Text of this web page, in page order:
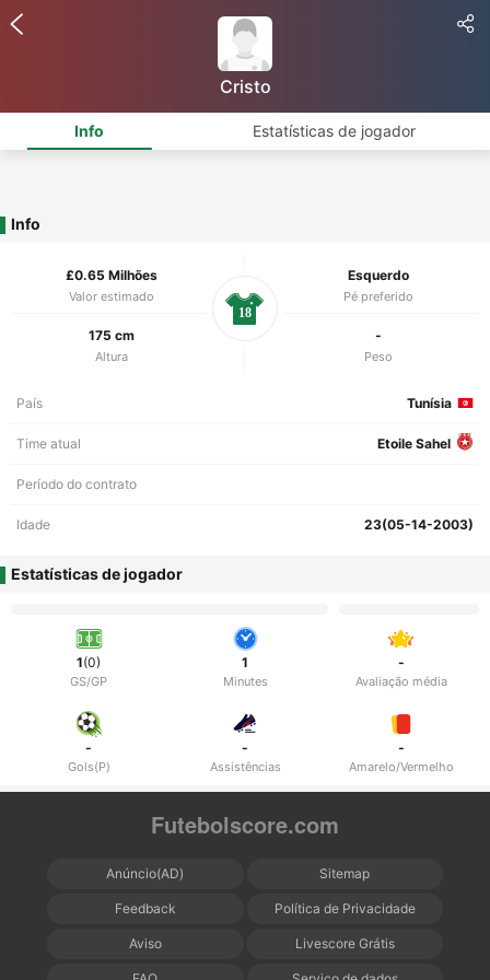
Cristo
Info Estatísticas de jogador
Info
£0.65 Milhões
Valor estimado
Esquerdo
Pé preferido
175 cm
Altura
-
Peso
18
País Tunísia
Time atual Etoile Sahel
Período do contrato
Idade 23(05-14-2003)
Estatísticas de jogador
1(0)
GS/GP
1
Minutes
-
Avaliação média
-
Gols(P)
-
Assistências
-
Amarelo/Vermelho
Futebolscore.com
Anúncio(AD) Sitemap
Feedback Política de Privacidade
Aviso Livescore Grátis